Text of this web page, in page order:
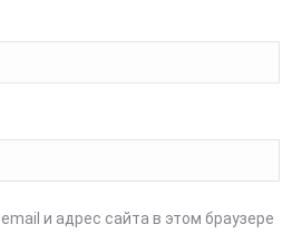
и адрес сайта в этом браузере